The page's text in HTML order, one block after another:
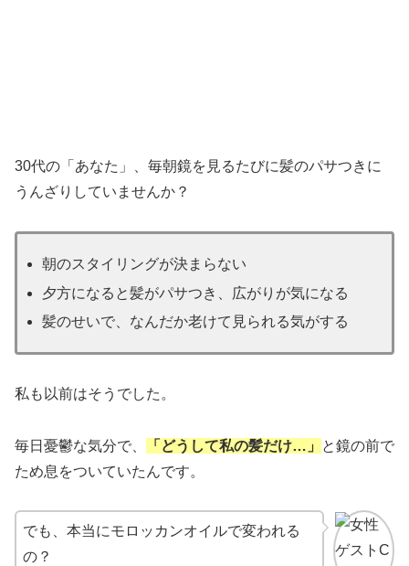
30代の「あなた」、毎朝鏡を見るたびに髪のパサつきに
うんざりしていませんか？
朝のスタイリングが決まらない
夕方になると髪がパサつき、広がりが気になる
髪のせいで、なんだか老けて見られる気がする
私も以前はそうでした。
毎日憂鬱な気分で、 「どうして私の髪だけ…」
と鏡の前で
ため息をついていたんです。
でも、本当にモロッカンオイルで変われる
の？